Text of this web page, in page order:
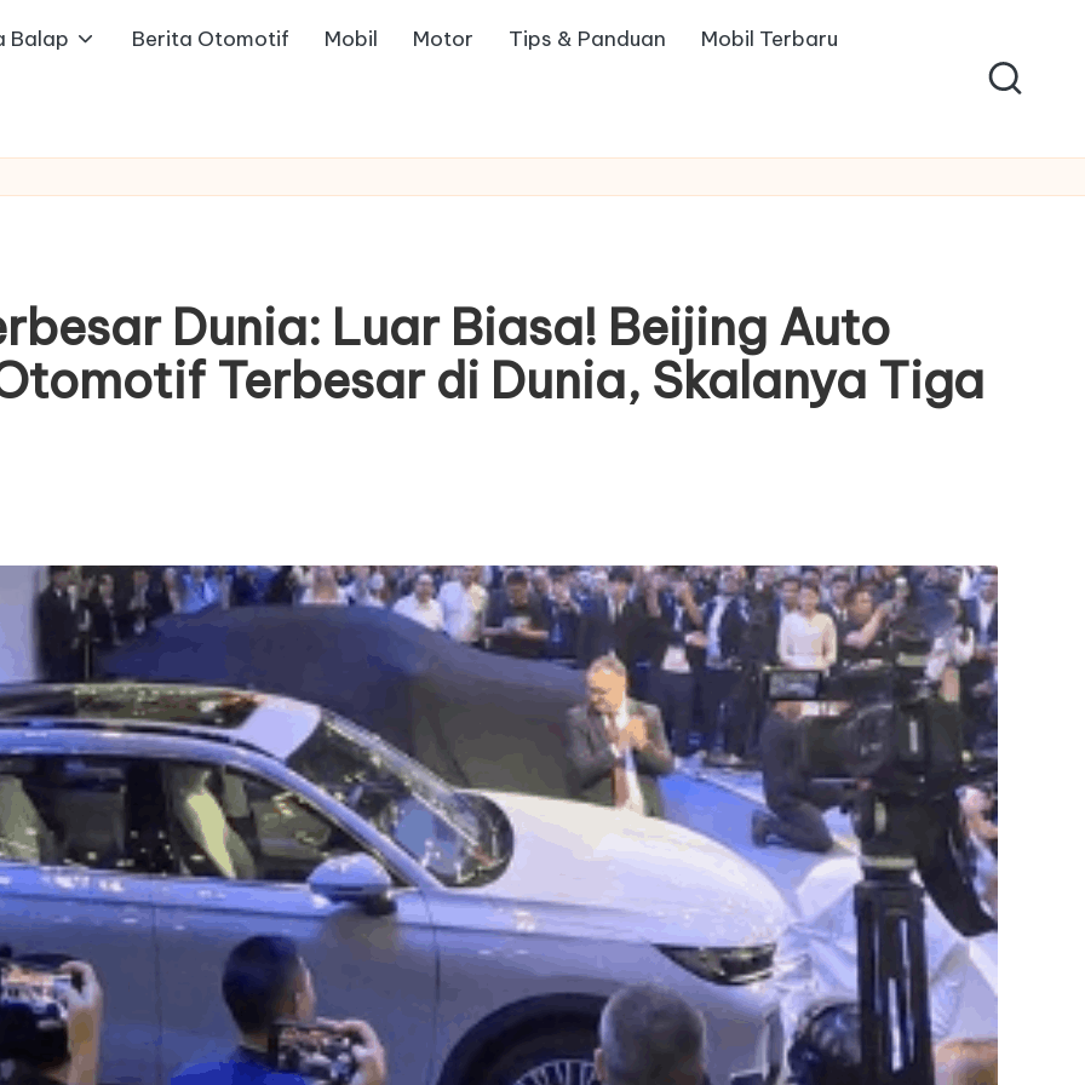
Balap Berita Otomotif Mobil Motor Tips & Panduan Mobil Terbaru
Dunia: Luar Biasa! Beijing Auto
Terbesar di Dunia, Skalanya Tiga